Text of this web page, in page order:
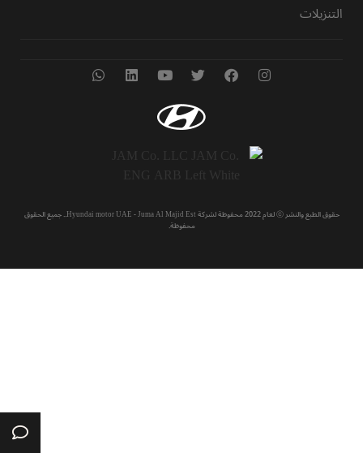
التنزيلات
حقوق الطبع والنشر ⓒ لعام 2022 محفوظة لشركة Hyundai motor UAE - Juma Al Majid Est.. جميع الحقوق
محفوظة.